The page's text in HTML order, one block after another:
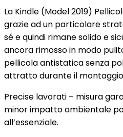
La Kindle (Model 2019)
grazie ad un particolare
sé e quindi rimane solido e
ancora rimosso in modo
pellicola antistatica senza
attratto durante il
Precise lavorati – misura
minor impatto ambientale
all’essenziale.